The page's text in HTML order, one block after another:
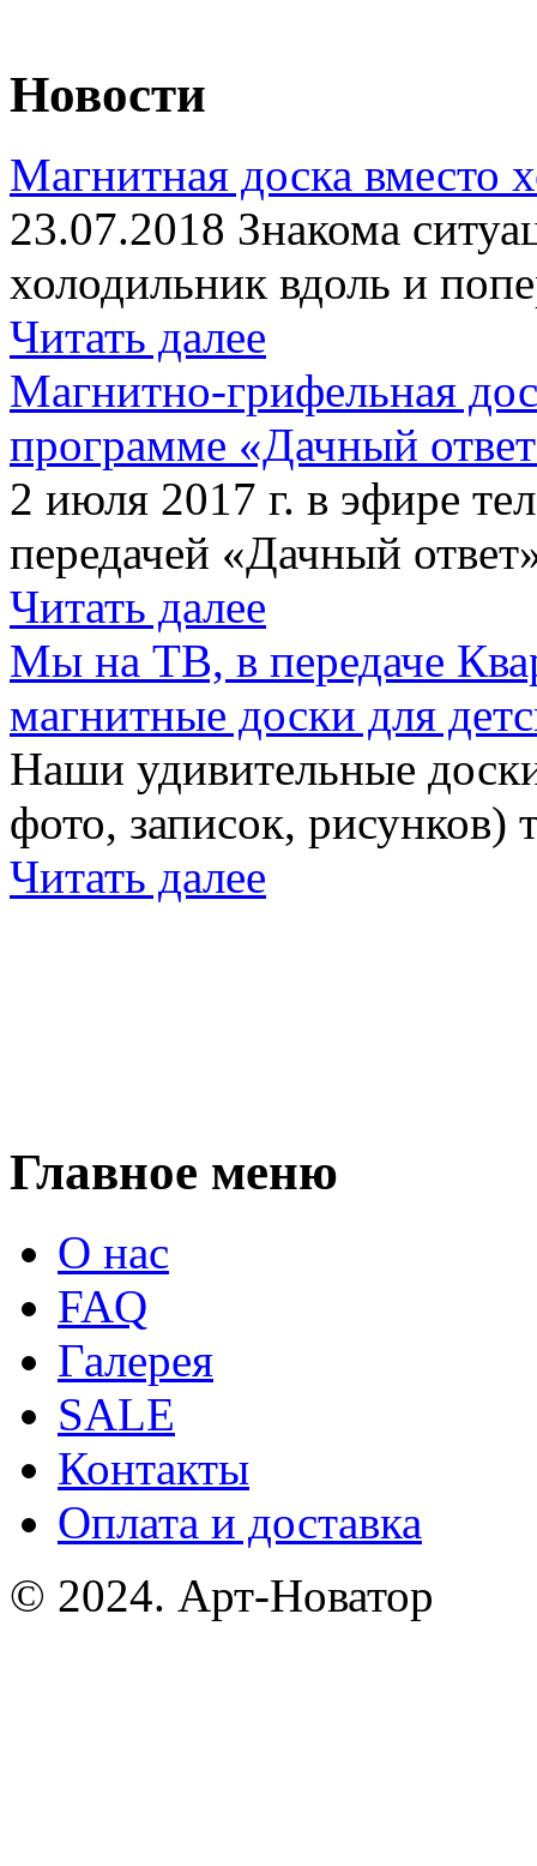
Новости
Магнитная доска вместо
23.07.2018 Знакома
холодильник вдоль и
Читать далее
Магнитно-грифельная
программе «Дачный
2 июля 2017 г. в эфире
передачей «Дачный
Читать далее
Мы на ТВ, в передаче
магнитные доски для
Наши удивительные
фото, записок,
Читать далее
Главное меню
О нас
FAQ
Галерея
SALE
Контакты
Оплата и доставка
© 2024. Арт-Новатор